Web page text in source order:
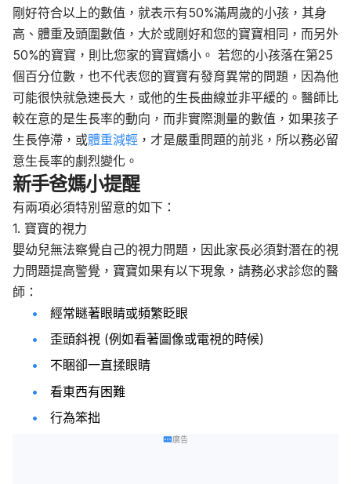
剛好符合以上的數值，就表示有50%滿周歲的小孩，其身
高、體重及頭圍數值，大於或剛好和您的寶寶相同，而另外
50%的寶寶，則比您家的寶寶嬌小。 若您的小孩落在第25
個百分位數，也不代表您的寶寶有發育異常的問題，因為他
可能很快就急速長大，或他的生長曲線並非平緩的。醫師比
較在意的是生長率的動向，而非實際測量的數值，如果孩子
生長停滯，或體重減輕 ，才是嚴重問題的前兆，所以務必留
意生長率的劇烈變化。
新手爸媽小提醒
有兩項必須特別留意的如下：
1. 寶寶的視力
嬰幼兒無法察覺自己的視力問題，因此家長必須對潛在的視
力問題提高警覺，寶寶如果有以下現象，請務必求診您的醫
師：
經常瞇著眼睛或頻繁眨眼
歪頭斜視 (例如看著圖像或電視的時候)
不睏卻一直揉眼睛
看東西有困難
行為笨拙
廣告